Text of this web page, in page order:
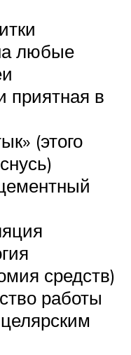
любые
приятная в
(этого
средств)
работы